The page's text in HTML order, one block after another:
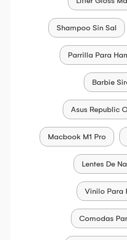
Shampoo Sin Sal
Parrilla Para
Barbie
Asus Republic
Macbook M1 Pro
Lentes De
Vinilo Para
Comodas